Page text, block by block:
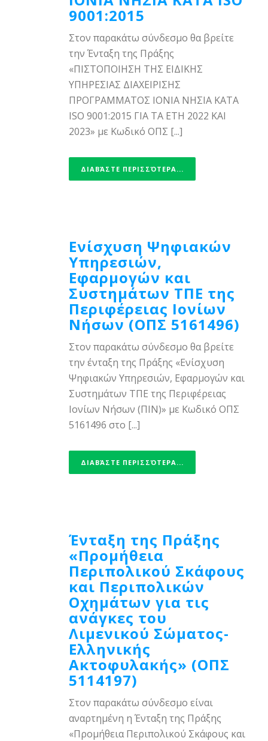
9001:2015
Στον παρακάτω σύνδεσμο θα βρείτε
την Ένταξη της Πράξης
«ΠΙΣΤΟΠΟΙΗΣΗ ΤΗΣ ΕΙΔΙΚΗΣ
ΥΠΗΡΕΣΙΑΣ ΔΙΑΧΕΙΡΙΣΗΣ
ΠΡΟΓΡΑΜΜΑΤΟΣ ΙΟΝΙΑ ΝΗΣΙΑ ΚΑΤΑ
ISO 9001:2015 ΓΙΑ ΤΑ ΕΤΗ 2022 ΚΑΙ
2023» με Κωδικό ΟΠΣ [...]
ΔΙΑΒΆΣΤΕ ΠΕΡΙΣΣΌΤΕΡΑ...
Ενίσχυση Ψηφιακών
Υπηρεσιών,
Εφαρμογών και
Συστημάτων ΤΠΕ της
Περιφέρειας Ιονίων
Νήσων (ΟΠΣ 5161496)
Στον παρακάτω σύνδεσμο θα βρείτε
την ένταξη της Πράξης «Ενίσχυση
Ψηφιακών Υπηρεσιών, Εφαρμογών και
Συστημάτων ΤΠΕ της Περιφέρειας
Ιονίων Νήσων (ΠΙΝ)» με Κωδικό ΟΠΣ
5161496 στο [...]
ΔΙΑΒΆΣΤΕ ΠΕΡΙΣΣΌΤΕΡΑ...
Ένταξη της Πράξης
«Προμήθεια
Περιπολικού Σκάφους
και Περιπολικών
Οχημάτων για τις
ανάγκες του
Λιμενικού Σώματος-
Ελληνικής
Ακτοφυλακής» (ΟΠΣ
5114197)
Στον παρακάτω σύνδεσμο είναι
αναρτημένη η Ένταξη της Πράξης
«Προμήθεια Περιπολικού Σκάφους και